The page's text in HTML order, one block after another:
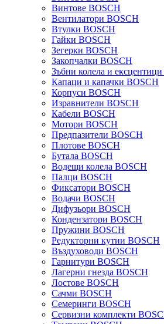
Винтове BOSCH
Вентилатори BOSCH
Втулки BOSCH
Гайки BOSCH
Зегерки BOSCH
Закопчалки BOSCH
Зъбни колела и
Капаци и капачки BOSCH
Корпуси BOSCH
Изравнители BOSCH
Кабели BOSCH
Мотори BOSCH
Предпазители BOSCH
Плотове BOSCH
Бутала BOSCH
Водещи колела BOSCH
Палци BOSCH
Фиксатори BOSCH
Водачи BOSCH
Дифузьори BOSCH
Кондензатори BOSCH
Пружини BOSCH
Редукторни кутии BOSCH
Въздуховоди BOSCH
Гарнитури BOSCH
Лагерни гнезда BOSCH
Лостове BOSCH
Сачми BOSCH
Семеринги BOSCH
Сервизни комплекти